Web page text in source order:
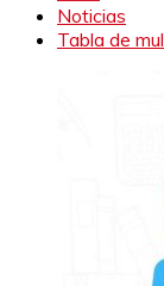
Noticias
Tabla de